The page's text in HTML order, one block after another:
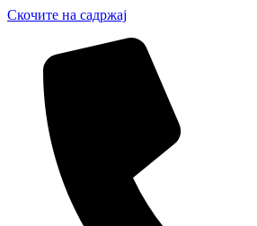
Скочите на садржај